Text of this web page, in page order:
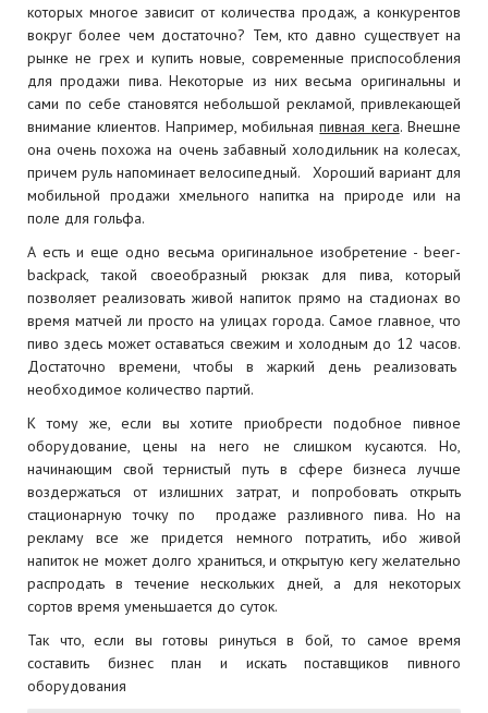
которых многое зависит от количества продаж, а конкурентов
вокруг более чем достаточно? Тем, кто давно существует на
рынке не грех и купить новые, современные приспособления
для продажи пива. Некоторые из них весьма оригинальны и
сами по себе становятся небольшой рекламой, привлекающей
внимание клиентов. Например, мобильнаяпивная кега. Внешне
она очень похожа на очень забавный холодильник на колесах,
причем руль напоминает велосипедный. Хороший вариант для
мобильной продажи хмельного напитка на природе или на
поле для гольфа.
А есть и еще одно весьма оригинальное изобретение - beer-
backpack, такой своеобразный рюкзак для пива, который
позволяет реализовать живой напиток прямо на стадионах во
время матчей ли просто на улицах города. Самое главное, что
пиво здесь может оставаться свежим и холодным до 12 часов.
Достаточно времени, чтобы в жаркий день реализовать
необходимое количество партий.
К тому же, если вы хотите приобрести подобное пивное
оборудование, цены на него не слишком кусаются. Но,
начинающим свой тернистый путь в сфере бизнеса лучше
воздержаться от излишних затрат, и попробовать открыть
стационарную точку по продаже разливного пива. Но на
рекламу все же придется немного потратить, ибо живой
напиток не может долго храниться, и открытую кегу желательно
распродать в течение нескольких дней, а для некоторых
сортов время уменьшается до суток.
Так что, если вы готовы ринуться в бой, то самое время
составить бизнес план и искать поставщиков пивного
оборудования